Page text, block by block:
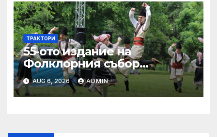
ТРАКТОРИ
55-ото издание на
Фолклорния събор
„Златната гъдулка“ ще се
проведе на 8 юни в Парка
на младежта
AUG 6, 2026 ADMIN